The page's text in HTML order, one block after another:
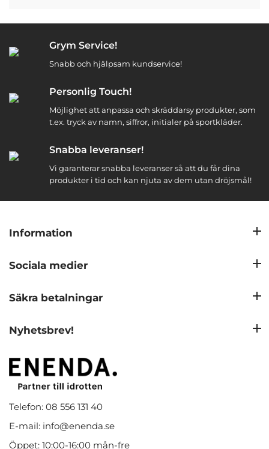
Grym Service!
Snabb och hjälpsam kundservice!
Personlig Touch!
Möjlighet att anpassa och skräddarsy produkter, som
t.ex. tryck av namn, siffror, initialer på sportkläder.
Snabba leveranser!
Vi garanterar snabba leveranser så att du får dina
produkter i tid och kan njuta av dem utan dröjsmål!
Telefon: 08 556 131 40
E-mail: info@enenda.se
Öppet: 10:00-16:00 mån-fre
Information
Sociala medier
Säkra betalningar
Nyhetsbrev!